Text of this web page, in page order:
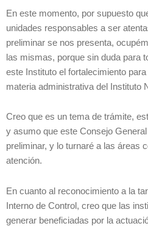
En este momento, por supuesto
unidades responsables a ser
preliminar se nos presenta,
las mismas, porque sin duda para
este Instituto el fortalecimiento
materia administrativa del Instituto
Creo que es un tema de trámite,
y asumo que este Consejo
preliminar, y lo turnaré a las áreas
atención.
En cuanto al reconocimiento a la
Interno de Control, creo que las
generar beneficiadas por la